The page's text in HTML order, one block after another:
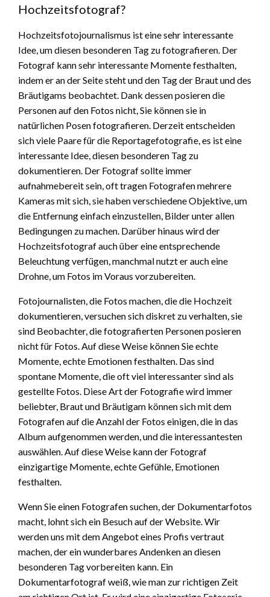
Hochzeitsfotograf?
Hochzeitsfotojournalismus ist eine sehr interessante
Idee, um diesen besonderen Tag zu fotografieren. Der
Fotograf kann sehr interessante Momente festhalten,
indem er an der Seite steht und den Tag der Braut und des
Bräutigams beobachtet. Dank dessen posieren die
Personen auf den Fotos nicht, Sie können sie in
natürlichen Posen fotografieren. Derzeit entscheiden
sich viele Paare für die Reportagefotografie, es ist eine
interessante Idee, diesen besonderen Tag zu
dokumentieren. Der Fotograf sollte immer
aufnahmebereit sein, oft tragen Fotografen mehrere
Kameras mit sich, sie haben verschiedene Objektive, um
die Entfernung einfach einzustellen, Bilder unter allen
Bedingungen zu machen. Darüber hinaus wird der
Hochzeitsfotograf auch über eine entsprechende
Beleuchtung verfügen, manchmal nutzt er auch eine
Drohne, um Fotos im Voraus vorzubereiten.
Fotojournalisten, die Fotos machen, die die Hochzeit
dokumentieren, versuchen sich diskret zu verhalten, sie
sind Beobachter, die fotografierten Personen posieren
nicht für Fotos. Auf diese Weise können Sie echte
Momente, echte Emotionen festhalten. Das sind
spontane Momente, die oft viel interessanter sind als
gestellte Fotos. Diese Art der Fotografie wird immer
beliebter, Braut und Bräutigam können sich mit dem
Fotografen auf die Anzahl der Fotos einigen, die in das
Album aufgenommen werden, und die interessantesten
auswählen. Auf diese Weise kann der Fotograf
einzigartige Momente, echte Gefühle, Emotionen
festhalten.
Wenn Sie einen Fotografen suchen, der Dokumentarfotos
macht, lohnt sich ein Besuch auf der Website. Wir
werden uns mit dem Angebot eines Profis vertraut
machen, der ein wunderbares Andenken an diesen
besonderen Tag vorbereiten kann. Ein
Dokumentarfotograf weiß, wie man zur richtigen Zeit